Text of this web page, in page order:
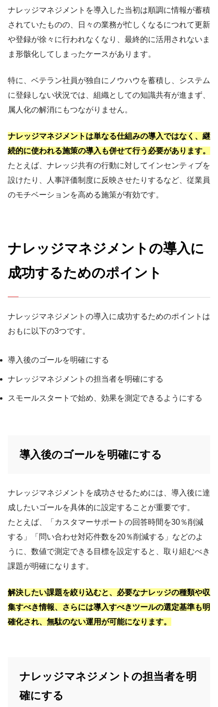
ナレッジマネジメントを導入した当初は順調に情報が蓄積
されていたものの、日々の業務が忙しくなるにつれて更新
や登録が徐々に行われなくなり、最終的に活用されないま
ま形骸化してしまったケースがあります。
特に、ベテラン社員が独自にノウハウを蓄積し、システム
に登録しない状況では、組織としての知識共有が進まず、
属人化の解消にもつながりません。
ナレッジマネジメントは単なる仕組みの導入ではなく、継
続的に使われる施策の導入も併せて行う必要があります。
たとえば、ナレッジ共有の行動に対してインセンティブを
設けたり、人事評価制度に反映させたりするなど、従業員
のモチベーションを高める施策が有効です。
ナレッジマネジメントの導入に
成功するためのポイント
ナレッジマネジメントの導入に成功するためのポイントは
おもに以下の3つです。
導入後のゴールを明確にする
ナレッジマネジメントの担当者を明確にする
スモールスタートで始め、効果を測定できるようにする
導入後のゴールを明確にする
ナレッジマネジメントを成功させるためには、導入後に達
成したいゴールを具体的に設定することが重要です。
たとえば、「カスタマーサポートの回答時間を30％削減
する」「問い合わせ対応件数を20％削減する」などのよ
うに、数値で測定できる目標を設定すると、取り組むべき
課題が明確になります。
解決したい課題を絞り込むと、必要なナレッジの種類や収
集すべき情報、さらには導入すべきツールの選定基準も明
確化され、無駄のない運用が可能になります。
ナレッジマネジメントの担当者を明
確にする